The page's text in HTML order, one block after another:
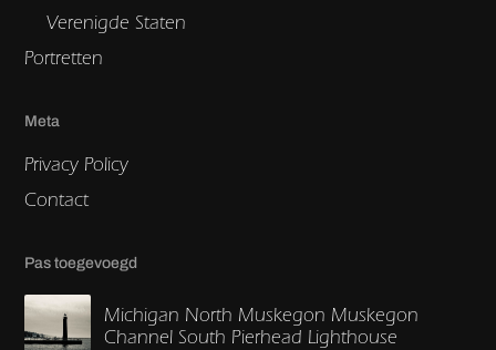
Verenigde Staten
Portretten
Meta
Privacy Policy
Contact
Pas toegevoegd
Michigan North Muskegon Muskegon
Channel South Pierhead Lighthouse